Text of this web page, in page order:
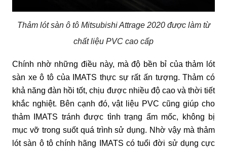
Thảm lót sàn ô tô Mitsubishi Attrage 2020 được làm từ
chất liệu PVC cao cấp
Chính nhờ những điều này, mà độ bền bỉ của thảm lót
sàn xe ô tô của IMATS thực sự rất ấn tượng. Thảm có
khả năng đàn hồi tốt, chịu được nhiều độ cao và thời tiết
khắc nghiệt. Bên cạnh đó, vật liệu PVC cũng giúp cho
thảm IMATS tránh được tình trạng ẩm mốc, không bị
mục vỡ trong suốt quá trình sử dụng. Nhờ vậy mà thảm
lót sàn ô tô chính hãng IMATS có tuổi đời sử dụng cực